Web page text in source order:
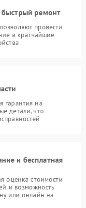
быстрый ремонт
провести
в кратчайшие
гарантия на
детали, что
и бесплатная
оценка стоимости
и возможность
или онлайн на